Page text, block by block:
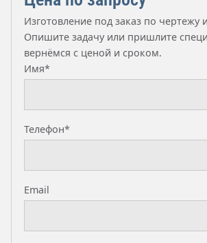
Изготовление под заказ по чертежу
Опишите задачу или пришлите
вернёмся с ценой и сроком.
Имя*
Телефон*
Email